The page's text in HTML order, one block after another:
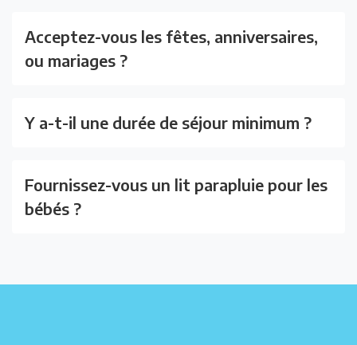
Acceptez-vous les fêtes, anniversaires,
ou mariages ?
Y a-t-il une durée de séjour minimum ?
Fournissez-vous un lit parapluie pour les
bébés ?